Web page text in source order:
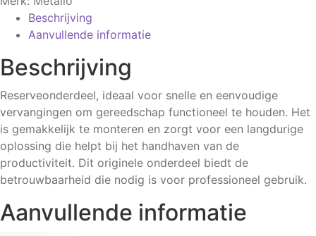
Voor
0050
aantal
Beschrijving
Aanvullende informatie
Beschrijving
Reserveonderdeel, ideaal voor snelle en eenvoudige
vervangingen om gereedschap functioneel te houden. Het
is gemakkelijk te monteren en zorgt voor een langdurige
oplossing die helpt bij het handhaven van de
productiviteit. Dit originele onderdeel biedt de
betrouwbaarheid die nodig is voor professioneel gebruik.
Aanvullende informatie